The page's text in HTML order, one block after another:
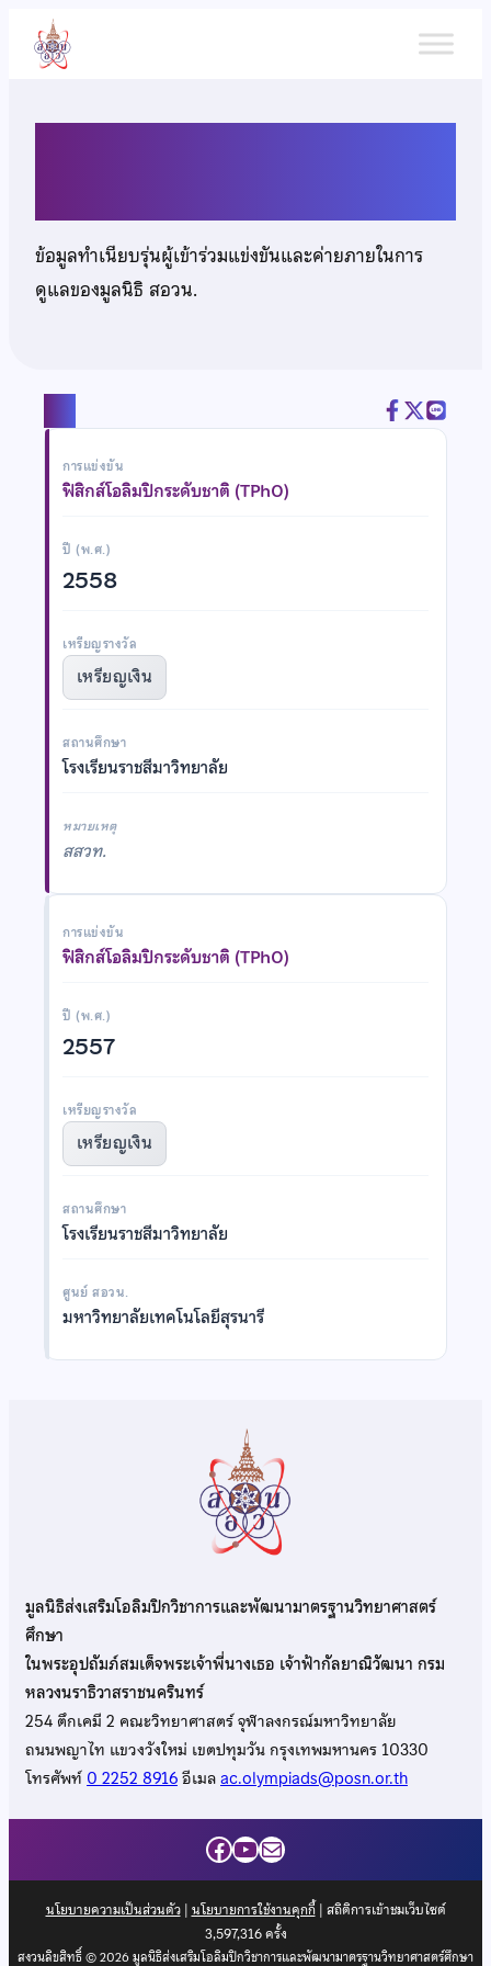
เนื้อหา
ข้อมูลทำเนียบรุ่นผู้เข้าร่วมแข่งขันและค่ายภายในการ
ดูแลของมูลนิธิ สอวน.
การแข่งขัน
ฟิสิกส์โอลิมปิกระดับชาติ (TPhO)
ปี (พ.ศ.)
2558
เหรียญรางวัล
เหรียญเงิน
สถานศึกษา
โรงเรียนราชสีมาวิทยาลัย
หมายเหตุ
สสวท.
การแข่งขัน
ฟิสิกส์โอลิมปิกระดับชาติ (TPhO)
ปี (พ.ศ.)
2557
เหรียญรางวัล
เหรียญเงิน
สถานศึกษา
โรงเรียนราชสีมาวิทยาลัย
ศูนย์ สอวน.
มหาวิทยาลัยเทคโนโลยีสุรนารี
มูลนิธิส่งเสริมโอลิมปิกวิชาการและพัฒนามาตรฐานวิทยาศาสตร์
ศึกษา
ในพระอุปถัมภ์สมเด็จพระเจ้าพี่นางเธอ เจ้าฟ้ากัลยาณิวัฒนา กรม
หลวงนราธิวาสราชนครินทร์
254 ตึกเคมี 2 คณะวิทยาศาสตร์ จุฬาลงกรณ์มหาวิทยาลัย
ถนนพญาไท แขวงวังใหม่ เขตปทุมวัน กรุงเทพมหานคร 10330
โทรศัพท์0 2252 8916อีเมลac.olympiads@posn.or.th
Facebook
YouTube
Mail
นโยบายความเป็นส่วนตัว| นโยบายการใช้งานคุกกี้| สถิติการเข้าชมเว็บไซต์
3,597,316ครั้ง
สงวนลิขสิทธิ์ © 2026 มูลนิธิส่งเสริมโอลิมปิกวิชาการและพัฒนามาตรฐานวิทยาศาสตร์ศึกษา